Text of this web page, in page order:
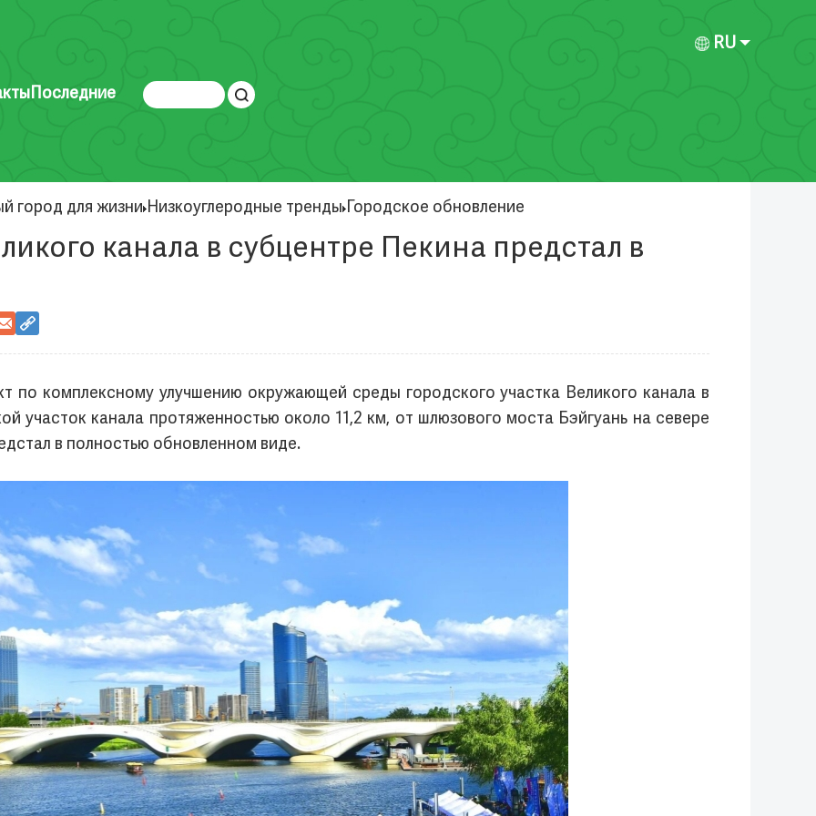
RU
Последние
город для жизни Низкоуглеродные тренды Городское обновление
канала в субцентре Пекина предстал в
по комплексному улучшению окружающей среды городского участка Великого канала в
участок канала протяженностью около 11,2 км, от шлюзового моста Бэйгуань на севере
в полностью обновленном виде.